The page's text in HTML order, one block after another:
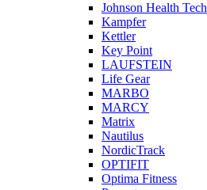
Johnson Health Tech
Kampfer
Kettler
Key Point
LAUFSTEIN
Life Gear
MARBO
MARCY
Matrix
Nautilus
NordicTrack
OPTIFIT
Optima Fitness